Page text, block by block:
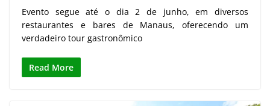
Evento segue até o dia 2 de junho, em diversos
restaurantes e bares de Manaus, oferecendo um
verdadeiro tour gastronômico
Read More